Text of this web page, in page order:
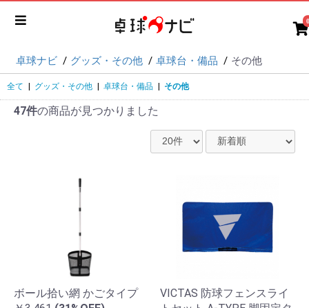
0
卓球ナビ グッズ・その他 卓球台・備品 その他
全て グッズ・その他 卓球台・備品 その他
47件の商品が見つかりました
ボール拾い網 かごタイプ
VICTAS 防球フェンスライ